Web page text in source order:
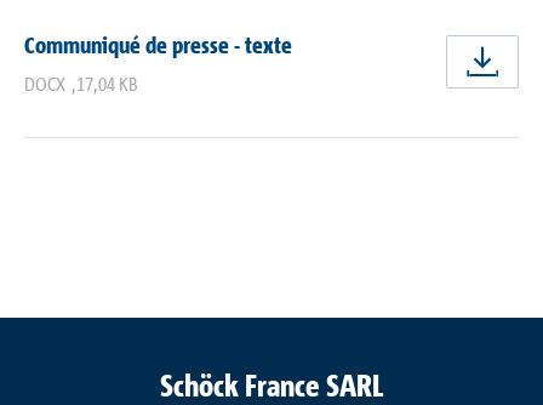
Communiqué de presse - texte
DOCX ,17,04 KB
Schöck France SARL